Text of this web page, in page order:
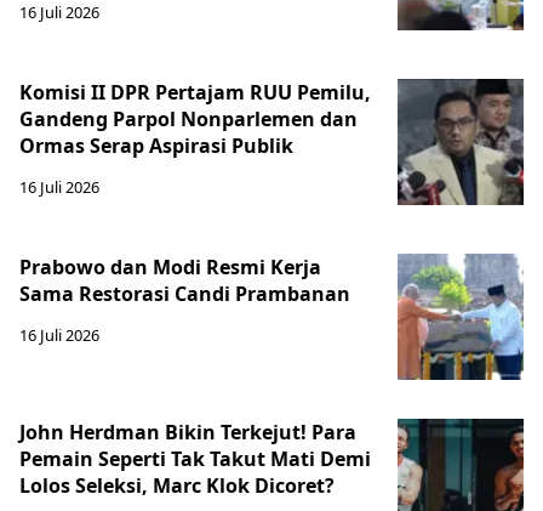
16 Juli 2026
Komisi II DPR Pertajam RUU Pemilu,
Gandeng Parpol Nonparlemen dan
Ormas Serap Aspirasi Publik
16 Juli 2026
Prabowo dan Modi Resmi Kerja
Sama Restorasi Candi Prambanan
16 Juli 2026
John Herdman Bikin Terkejut! Para
Pemain Seperti Tak Takut Mati Demi
Lolos Seleksi, Marc Klok Dicoret?